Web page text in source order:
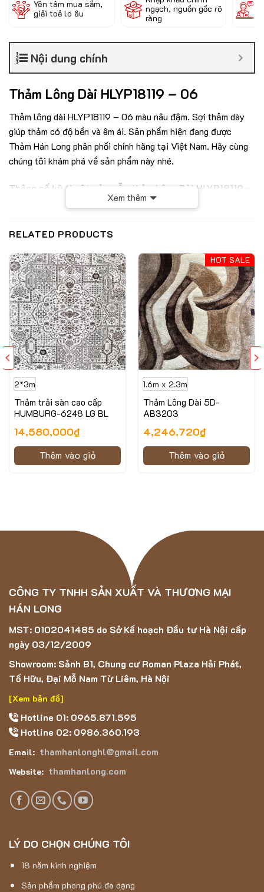
Yên tâm mua sắm,
giải toả lo âu
ngạch, nguồn gốc rõ
ràng
Nội dung chính
Thảm Lông Dài HLYP18119 – 06
Thảm lông dài HLYP18119 – 06 màu nâu đậm. Sợi thảm dày
giúp thảm có độ bền và êm ái. Sản phẩm hiện đang được
Thảm Hán Long phân phối chính hãng tại Việt Nam. Hãy cùng
chúng tôi khám phá về sản phẩm này nhé.
Thông số kỹ thuật của mẫu thảm Lông Dài HLYP18119 –
Trọng lượng : 2600g/m2
Thảm sợi lông dài, đầu xù mềm mịn
Thích hợp trải phòng ngủ, phòng khách
Đặc điểm nổi bật của mẫu thảm Lông Dài HLYP18119 –
06
Thảm Hán Long – Thảm Lông HLYP18119-06
Thảm Lông DàiHLYP18119 – 06
căn nhà một phong cách hiện đại, đơn giản, phù hợp với
mọi loại nội thất. Sản phẩm giúp tạo cho bạn cảm
thoải mái, kết hợp được với nhiều không gian khác nhau.
Thảm Lông DàiHLYP18119 – 06
sợi, sợi Strech là một loại sợi tổng hợp có độ co giãn tốt,
dệt từ sợi tơ tằm có độ dày khác nhau
sản phẩm có độ mềm mại, độ bền cao, chống thấm nước,
chống ẩm mốc .
Sản phẩm là thảm lông dài
lông dày cung cấp độ bền cao và khả năng chịu mài mòn
tốt, giúp thảm giữ được hình dáng và độ phồng lâu dài.
Ứng dụng của mẫu thảm Lông Dài HLYP18119 – 06
Xem thêm
RELATED PRODUCTS
2*3m
Thảm trải sàn cao cấp
HUMBURG-6248 LG BL
14,580,000₫
Thêm vào giỏ
HOT SALE
1.6m x 2.3m
Thảm Lông Dài 5D-
AB3203
4,246,720₫
Thêm vào giỏ
CÔNG TY TNHH SẢN XUẤT VÀ THƯƠNG MẠI
HÁN LONG
MST: 0102041485 do Sở Kế hoạch Đầu tư Hà Nội cấp
ngày 03/12/2009
Showroom: Sảnh B1, Chung cư Roman Plaza Hải Phát,
Tố Hữu, Đại Mỗ Nam Từ Liêm, Hà Nội
[Xem bản đồ]
Hotline 01: 0965.871.595
Hotline 02: 0986.360.193
Email: thamhanlonghl@gmail.com
Website: thamhanlong.com
LÝ DO CHỌN CHÚNG TÔI
18 năm kinh nghiệm
Sản phẩm phong phú đa dạng